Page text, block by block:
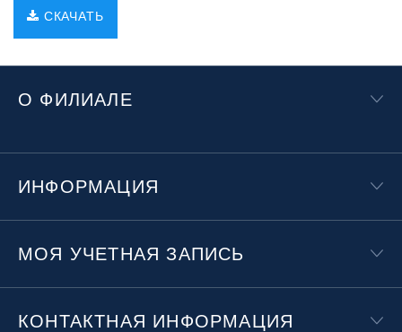
СКАЧАТЬ
О ФИЛИАЛЕ
ИНФОРМАЦИЯ
МОЯ УЧЕТНАЯ ЗАПИСЬ
КОНТАКТНАЯ ИНФОРМАЦИЯ